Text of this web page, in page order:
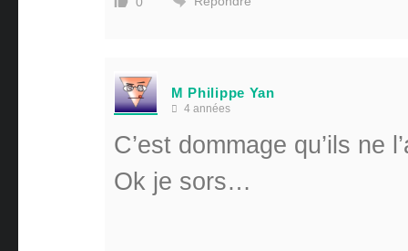
M Philippe Yan
4 années
C’est dommage qu’ils
Ok je sors…